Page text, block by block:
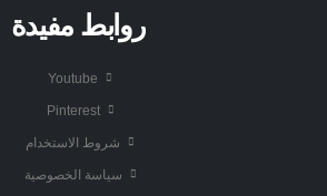
روابط مفيدة
Youtube
Pinterest
شروط الاستخدام
سياسة الخصوصية